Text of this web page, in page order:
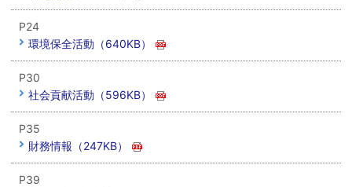
P24
環境保全活動（640KB）
P30
社会貢献活動（596KB）
P35
財務情報（247KB）
P39